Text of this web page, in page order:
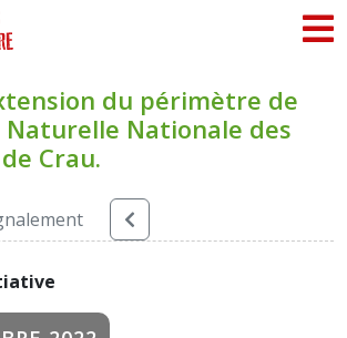
du périmètre de
Naturelle Nationale des
Crau.
des cookies